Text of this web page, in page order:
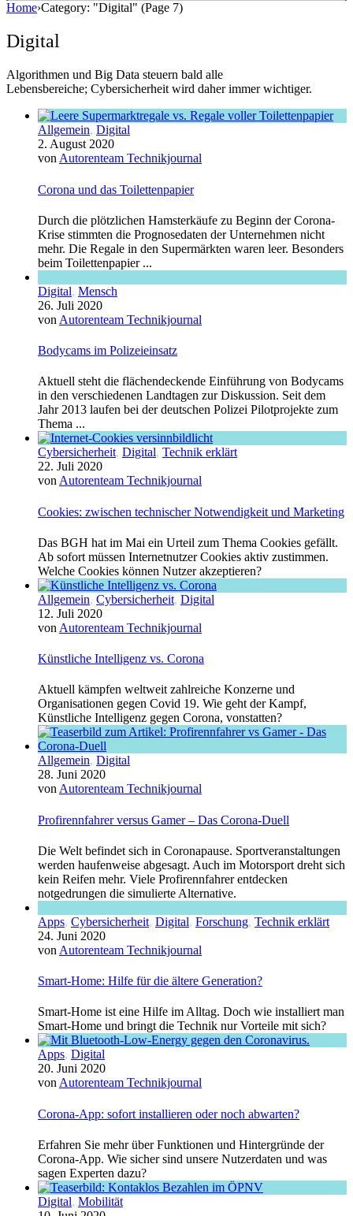
Home›Category: "Digital" (Page 7)
Digital
Algorithmen und Big Data steuern bald alle
Lebensbereiche; Cybersicherheit wird daher immer wichtiger.
Allgemein, Digital
2. August 2020
von Autorenteam Technikjournal
Corona und das Toilettenpapier
Durch die plötzlichen Hamsterkäufe zu Beginn der Corona-
Krise stimmten die Prognosedaten der Unternehmen nicht
mehr. Die Regale in den Supermärkten waren leer. Besonders
beim Toilettenpapier ...
Digital, Mensch
26. Juli 2020
von Autorenteam Technikjournal
Bodycams im Polizeieinsatz
Aktuell steht die flächendeckende Einführung von Bodycams
in den verschiedenen Landtagen zur Diskussion. Seit dem
Jahr 2013 laufen bei der deutschen Polizei Pilotprojekte zum
Thema ...
Cybersicherheit, Digital, Technik erklärt
22. Juli 2020
von Autorenteam Technikjournal
Cookies: zwischen technischer Notwendigkeit und Marketing
Das BGH hat im Mai ein Urteil zum Thema Cookies gefällt.
Ab sofort müssen Internetnutzer Cookies aktiv zustimmen.
Welche Cookies können Nutzer akzeptieren?
Allgemein, Cybersicherheit, Digital
12. Juli 2020
von Autorenteam Technikjournal
Künstliche Intelligenz vs. Corona
Aktuell kämpfen weltweit zahlreiche Konzerne und
Organisationen gegen Covid 19. Wie geht der Kampf,
Künstliche Intelligenz gegen Corona, vonstatten?
Allgemein, Digital
28. Juni 2020
vonAutorenteam Technikjournal
Profirennfahrer versus Gamer – Das Corona-Duell
Die Welt befindet sich in Coronapause. Sportveranstaltungen
werden haufenweise abgesagt. Auch im Motorsport dreht sich
kein Reifen mehr. Viele Profirennfahrer entdecken
notgedrungen die simulierte Alternative.
Apps, Cybersicherheit, Digital, Forschung, Technik erklärt
24. Juni 2020
von Autorenteam Technikjournal
Smart-Home: Hilfe für die ältere Generation?
Smart-Home ist eine Hilfe im Alltag. Doch wie installiert man
Smart-Home und bringt die Technik nur Vorteile mit sich?
Apps, Digital
20. Juni 2020
vonAutorenteam Technikjournal
Corona-App: sofort installieren oder noch abwarten?
Erfahren Sie mehr über Funktionen und Hintergründe der
Corona-App. Wie sicher sind unsere Nutzerdaten und was
sagen Experten dazu?
Digital, Mobilität